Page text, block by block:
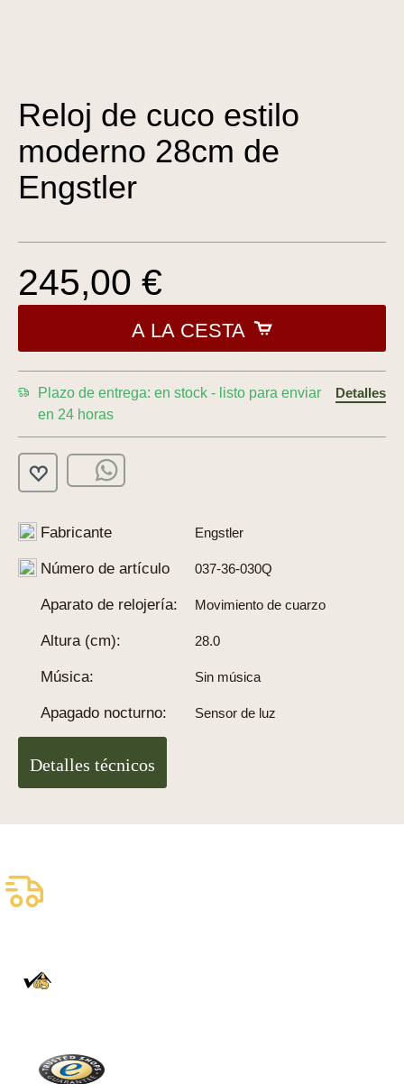
Reloj de cuco estilo
moderno 28cm de
Engstler
245,00 €
A LA CESTA
Plazo de entrega: en stock - listo para enviar
en 24 horas
Detalles
Fabricante Engstler
Número de artículo 037-36-030Q
Aparato de relojería: Movimiento de cuarzo
Altura (cm): 28.0
Música: Sin música
Apagado nocturno: Sensor de luz
Detalles técnicos